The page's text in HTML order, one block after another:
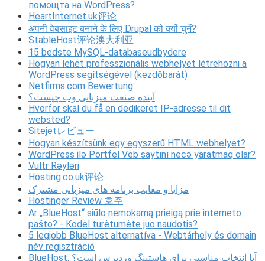
помощта на WordPress?
HeartInternet.uk评论
अपनी वेबसाइट बनाने के लिए Drupal को क्यों चुनें?
StableHost评论澳大利亚
15 bedste MySQL-databaseudbydere
Hogyan lehet professzionális webhelyet létrehozni a
WordPress segítségével (kezdőbarát)
Netfirms.com Bewertung
آینده صنعت میزبانی وب چیست؟
Hvorfor skal du få en dedikeret IP-adresse til dit
websted?
Sitejetレビュー
Hogyan készítsünk egy egyszerű HTML webhelyet?
WordPress ilə Portfel Veb saytını necə yaratmaq olar?
Vultr Rəyləri
Hosting.co.uk评论
مزایا و معایب برنامه های میزبانی مشترک
Hostinger Review 호주
Ar „BlueHost“ siūlo nemokamą prieigą prie interneto
pašto? - Kodėl turėtumėte juo naudotis?
5 legjobb BlueHost alternatíva - Webtárhely és domain
név regisztráció
BlueHost: آیا انتخاب مناسبی برای هاستینگ وردپرس است؟